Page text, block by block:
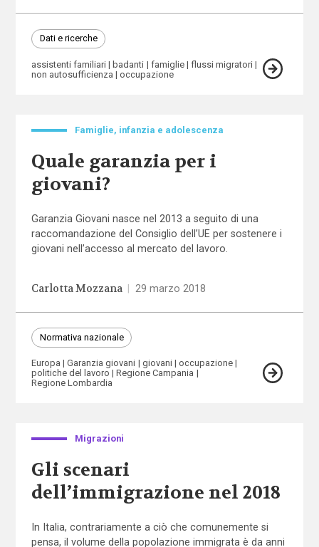
Dati e ricerche
assistenti familiari badanti famiglie
flussi migratori
non autosufficienza
occupazione
Famiglie, infanzia e adolescenza
Quale garanzia per i
giovani?
Garanzia Giovani nasce nel 2013 a seguito di una
raccomandazione del Consiglio dell’UE per sostenere i
giovani nell’accesso al mercato del lavoro.
Carlotta Mozzana 29 marzo 2018
Normativa nazionale
Europa Garanzia giovani giovani
occupazione
politiche del lavoro
Regione Campania
Regione Lombardia
Migrazioni
Gli scenari
dell’immigrazione nel 2018
In Italia, contrariamente a ciò che comunemente si
pensa, il volume della popolazione immigrata è da anni